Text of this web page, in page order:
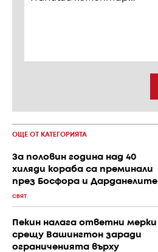
ОЩЕ ОТ КАТЕГОРИЯТА
За половин година над 40
хиляди кораба са преминали
през Босфора и Дарданелите
СВЯТ
Пекин налага ответни мерки
срещу Вашингтон заради
ограниченията върху